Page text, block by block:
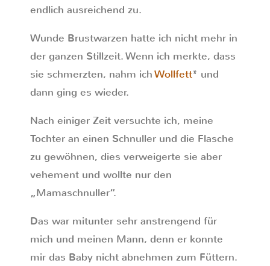
endlich ausreichend zu.
Wunde Brustwarzen hatte ich nicht mehr in
der ganzen Stillzeit. Wenn ich merkte, dass
sie schmerzten, nahm ichWollfett* und
dann ging es wieder.
Nach einiger Zeit versuchte ich, meine
Tochter an einen Schnuller und die Flasche
zu gewöhnen, dies verweigerte sie aber
vehement und wollte nur den
„Mamaschnuller“.
Das war mitunter sehr anstrengend für
mich und meinen Mann, denn er konnte
mir das Baby nicht abnehmen zum Füttern.